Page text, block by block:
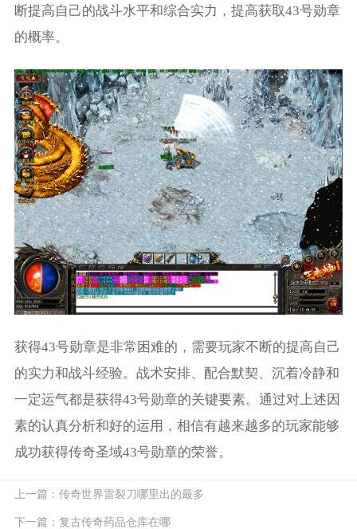
断提高自己的战斗水平和综合实力，提高获取43号勋章
的概率。
获得43号勋章是非常困难的，需要玩家不断的提高自己
的实力和战斗经验。战术安排、配合默契、沉着冷静和
一定运气都是获得43号勋章的关键要素。通过对上述因
素的认真分析和好的运用，相信有越来越多的玩家能够
成功获得传奇圣域43号勋章的荣誉。
上一篇： 传奇世界雷裂刀哪里出的最多
下一篇： 复古传奇药品仓库在哪